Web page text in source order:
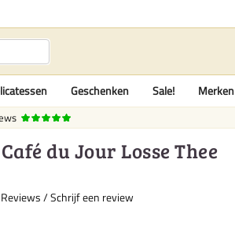
Geschenken Sale! Merken
du Jour Losse Thee
Reviews
Schrijf een review